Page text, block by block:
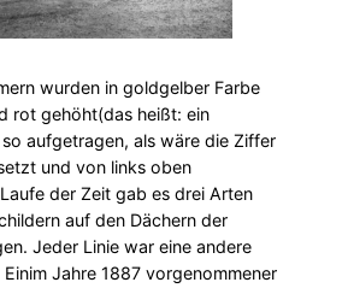
wurden in goldgelber Farbe
rot gehöht(das heißt: ein
aufgetragen, als wäre die Ziffer
und von links oben
der Zeit gab es drei Arten
auf den Dächern der
Jeder Linie war eine andere
Jahre 1887 vorgenommener